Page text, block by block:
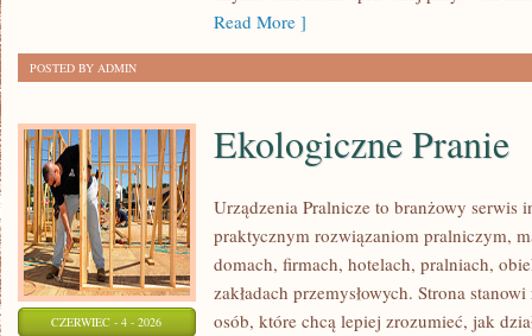
Read More ]
POSTED BY ADMIN
CZERWIEC - 4 - 2026
Ekologiczne Pranie
Urządzenia Pralnicze to branżowy serwis
praktycznym rozwiązaniom pralniczym,
domach, firmach, hotelach, pralniach,
zakładach przemysłowych. Strona
osób, które chcą lepiej zrozumieć, jak